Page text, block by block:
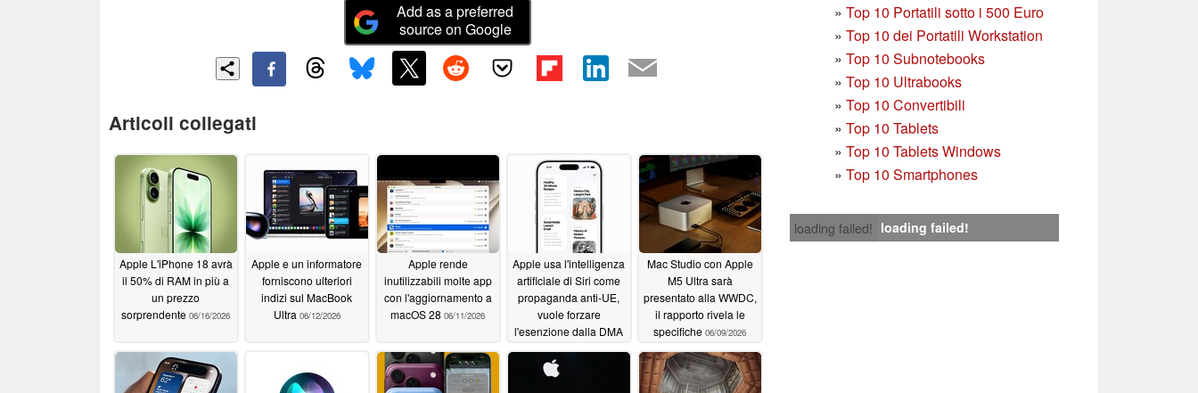
» Top 10 Portatili sotto i 500 Euro
» Top 10 dei Portatili Workstation
» Top 10 Subnotebooks
» Top 10 Ultrabooks
» Top 10 Convertibili
» Top 10 Tablets
» Top 10 Tablets Windows
» Top 10 Smartphones
loading failed! loading failed!
Add as a preferred
source on Google
Articoli collegati
Apple L'iPhone 18 avrà
il 50% di RAM in più a
un prezzo
sorprendente 06/16/2026
Apple e un informatore
forniscono ulteriori
indizi sul MacBook
Ultra 06/12/2026
Apple rende
inutilizzabili molte app
con l'aggiornamento a
macOS 28 06/11/2026
Apple usa l'intelligenza
artificiale di Siri come
propaganda anti-UE,
vuole forzare
l'esenzione dalla DMA
06/09/2026
Mac Studio con Apple
M5 Ultra sarà
presentato alla WWDC,
il rapporto rivela le
specifiche 06/09/2026